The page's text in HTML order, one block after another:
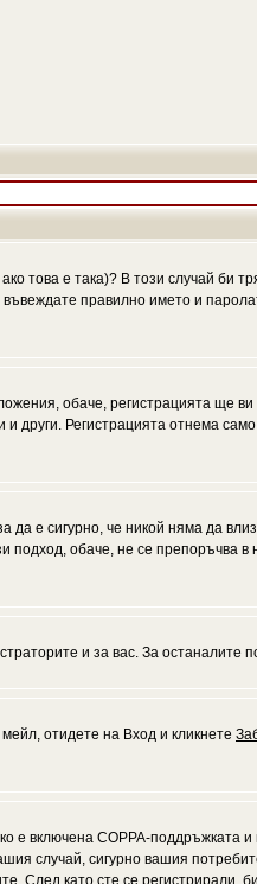
това е така)? В този случай би
правилно името и
обаче, регистрацията ще
други. Регистрацията отнема
да е сигурно, че никой няма да
обаче, не се препоръчва в
и за вас. За останалите
отидете на Вход и кликнете
е включена COPPA-поддръжката и
случай, сигурно вашия
След като сте се регистрирали,